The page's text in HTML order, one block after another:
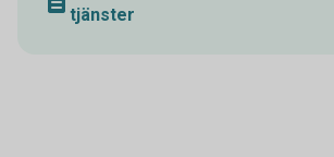
tjänster